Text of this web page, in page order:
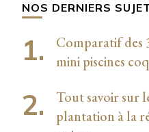
NOS DERNIERS
Comparatif des
mini piscines
Tout savoir sur
plantation à la